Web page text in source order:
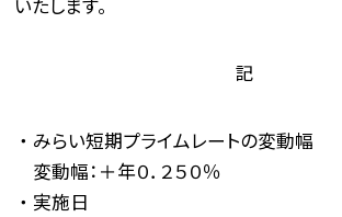
記
みらい短期プライムレートの変動幅
変動幅：＋年０．２５０％
実施日